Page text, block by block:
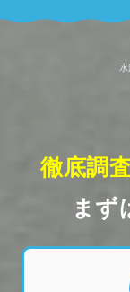
水
徹底調
まず